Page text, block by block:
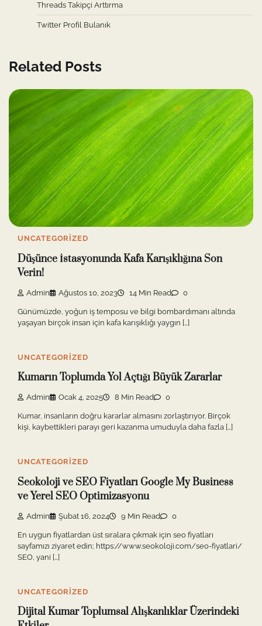
Threads Takipçi Arttırma
Twitter Profil Bulanık
Related Posts
UNCATEGORIZED
Düşünce İstasyonunda Kafa Karışıklığına Son
Verin!
Admin Ağustos 10, 2023 14 Min Read 0
Günümüzde, yoğun iş temposu ve bilgi bombardımanı altında
yaşayan birçok insan için kafa karışıklığı yaygın […]
UNCATEGORIZED
Kumarın Toplumda Yol Açtığı Büyük Zararlar
Admin Ocak 4, 2025 8 Min Read 0
Kumar, insanların doğru kararlar almasını zorlaştırıyor. Birçok
kişi, kaybettikleri parayı geri kazanma umuduyla daha fazla […]
UNCATEGORIZED
Seokoloji ve SEO Fiyatları Google My Business
ve Yerel SEO Optimizasyonu
Admin Şubat 16, 2024 9 Min Read 0
En uygun fiyatlardan üst sıralara çıkmak için seo fiyatları
sayfamızı ziyaret edin; https://www.seokoloji.com/seo-fiyatlari/
SEO, yani […]
UNCATEGORIZED
Dijital Kumar Toplumsal Alışkanlıklar Üzerindeki